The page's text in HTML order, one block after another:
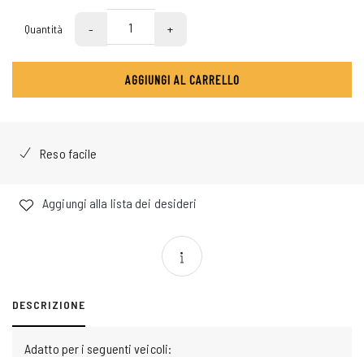
Quantità - +
AGGIUNGI AL CARRELLO
Reso facile
Aggiungi alla lista dei desideri
DESCRIZIONE
Adatto per i seguenti veicoli: